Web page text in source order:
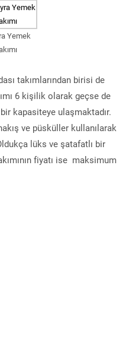
Yemek
takımlarından birisi de
6 kişilik olarak geçse de
kapasiteye ulaşmaktadır.
ve püsküller kullanılarak
lüks ve şatafatlı bir
fiyatı ise maksimum